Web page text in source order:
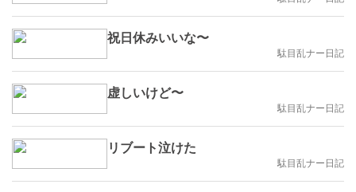
祝日休みいいな〜
駄目乱ナー日記
虚しいけど〜
駄目乱ナー日記
リブート泣けた
駄目乱ナー日記